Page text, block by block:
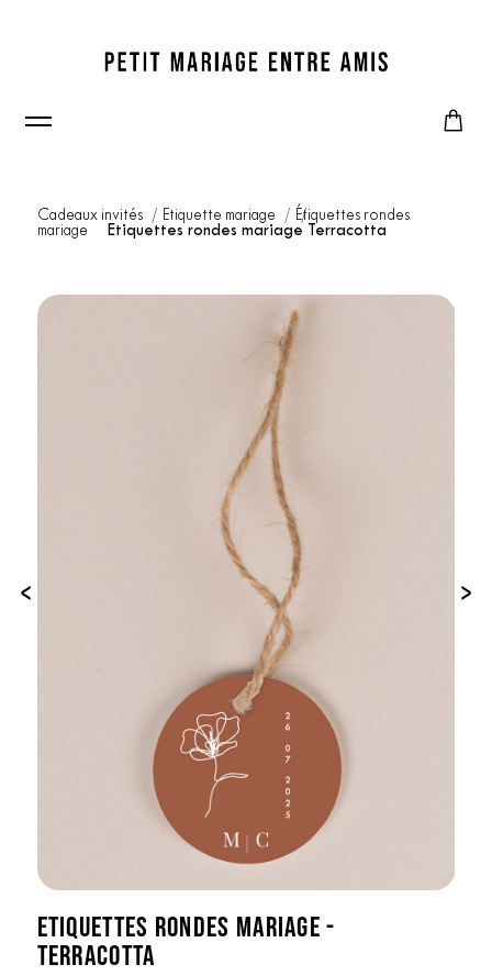
Cadeaux invités Etiquette mariage
Étiquettes rondes
mariage
Etiquettes rondes mariage Terracotta
‹ ›
ETIQUETTES RONDES MARIAGE -
TERRACOTTA